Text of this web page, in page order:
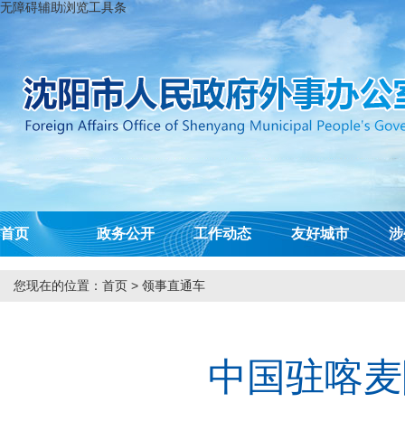
无障碍辅助浏览工具条
首页 政务公开 工作动态 友好城市
您现在的位置： 首页 > 领事直通车
中国驻喀